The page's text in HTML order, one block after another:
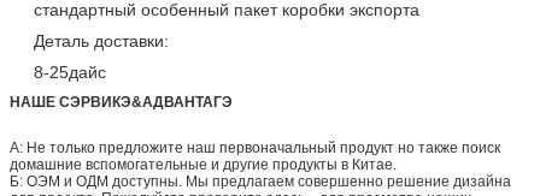
стандартный особенный пакет коробки экспорта
Деталь доставки:
8-25дайс
НАШЕ СЭРВИКЭ&АДВАНТАГЭ
А: Не только предложите наш первоначальный продукт но также поиск
домашние вспомогательные и другие продукты в Китае.
Б: ОЭМ и ОДМ доступны. Мы предлагаем совершенно решение дизайна